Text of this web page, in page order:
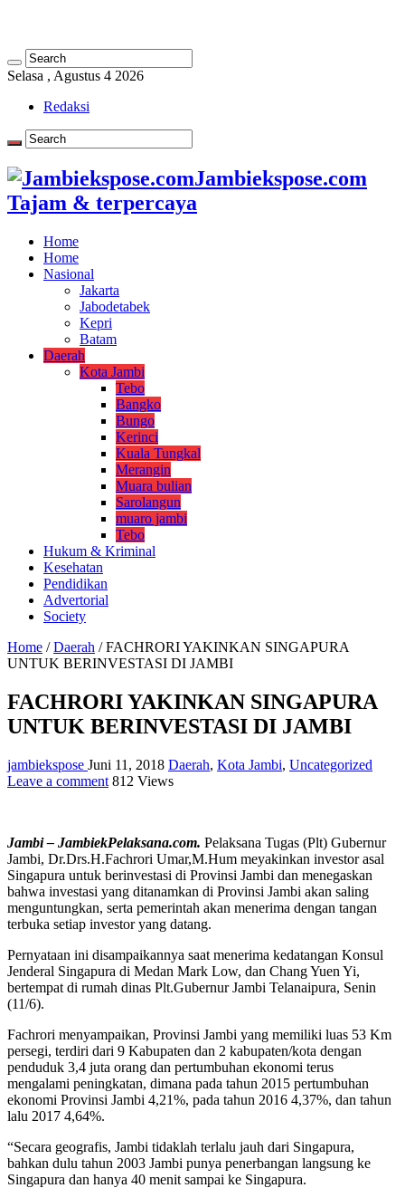
Selasa , Agustus 4 2026
Redaksi
Jambiekspose.com
Tajam & terpercaya
Home
Home
Nasional
Jakarta
Jabodetabek
Kepri
Batam
Daerah
Kota Jambi
Tebo
Bangko
Bungo
Kerinci
Kuala Tungkal
Merangin
Muara bulian
Sarolangun
muaro jambi
Tebo
Hukum & Kriminal
Kesehatan
Pendidikan
Advertorial
Society
Home / Daerah / FACHRORI YAKINKAN SINGAPURA
UNTUK BERINVESTASI DI JAMBI
FACHRORI YAKINKAN SINGAPURA
UNTUK BERINVESTASI DI JAMBI
jambiekspose Juni 11, 2018 Daerah, Kota Jambi, Uncategorized
Leave a comment 812 Views
Jambi – JambiekPelaksana.com. Pelaksana Tugas (Plt) Gubernur
Jambi, Dr.Drs.H.Fachrori Umar,M.Hum meyakinkan investor asal
Singapura untuk berinvestasi di Provinsi Jambi dan menegaskan
bahwa investasi yang ditanamkan di Provinsi Jambi akan saling
menguntungkan, serta pemerintah akan menerima dengan tangan
terbuka setiap investor yang datang.
Pernyataan ini disampaikannya saat menerima kedatangan Konsul
Jenderal Singapura di Medan Mark Low, dan Chang Yuen Yi,
bertempat di rumah dinas Plt.Gubernur Jambi Telanaipura, Senin
(11/6).
Fachrori menyampaikan, Provinsi Jambi yang memiliki luas 53 Km
persegi, terdiri dari 9 Kabupaten dan 2 kabupaten/kota dengan
penduduk 3,4 juta orang dan pertumbuhan ekonomi terus
mengalami peningkatan, dimana pada tahun 2015 pertumbuhan
ekonomi Provinsi Jambi 4,21%, pada tahun 2016 4,37%, dan tahun
lalu 2017 4,64%.
“Secara geografis, Jambi tidaklah terlalu jauh dari Singapura,
bahkan dulu tahun 2003 Jambi punya penerbangan langsung ke
Singapura dan hanya 40 menit sampai ke Singapura.